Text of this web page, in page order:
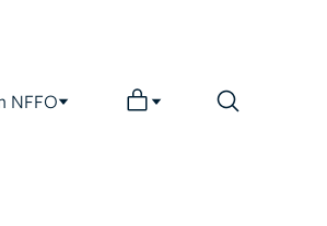
NFFO